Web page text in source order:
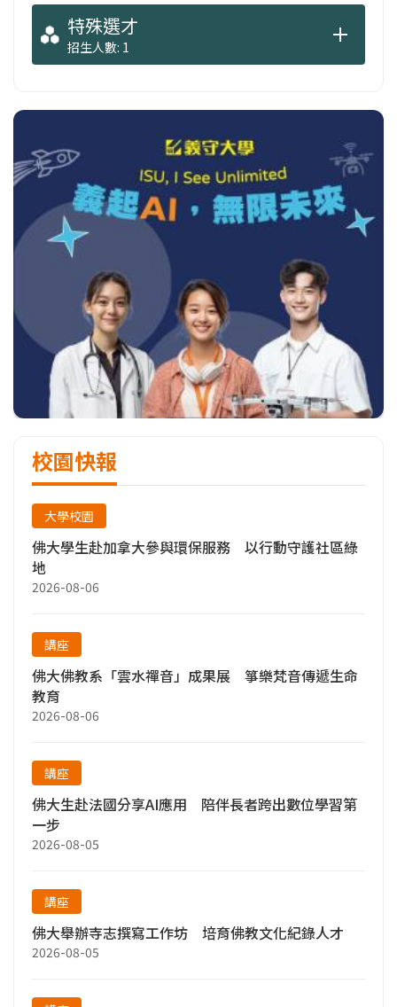
解析社會現象
2️⃣ 歷史寫作與表達力：寫出有說服力的文章，
說出動人故事
分析、製作數位策展
4️⃣ 文化與藝術素養：懂展覽、會策展，成為文
化與觀光的解說高手
數位運用 × 走讀體驗，學歷史更酷
數位技術輔助史料整理、文字生成、互動展示
參與地方文史調查，專家帶你走訪古蹟
策劃校園展覽，規劃地方文史導覽、設計數位
文創
畢業出路，超越你想像
公職與研究：文化局、檔案局、教育單位、研
究中心、博物館
文創與影視：歷史作家、劇本策劃、出版社編
輯
地方文史觀光：專業導覽、策展人、文化觀光
規劃師、文史工作者
自媒體與創業：經營歷史Podcast、YouTube
就讀佛光 = CP值超高
✅ 全台少見的高顏值師資組合，年輕化，教師
數位人文技能滿點
✅ 海外遊學、交換機會多，讓你的視野國際化
✅ 多項獎學金，學習更無後顧之憂
就讀佛光，用AI發光、讓你國際放光！
適合的高中生
✔ 不排斥歷史、文化，喜歡天馬行空想事情
✔ 想跟大人說，歷史學習是可以結合數位科技
的
特殊選才
招生人數: 1
校園快報
大學校園
佛大學生赴加拿大參與環保服務 以行動守護社區綠
地
2026-08-06
講座
佛大佛教系「雲水禪音」成果展 箏樂梵音傳遞生命
教育
2026-08-06
講座
佛大生赴法國分享AI應用 陪伴長者跨出數位學習第
一步
2026-08-05
講座
佛大舉辦寺志撰寫工作坊 培育佛教文化紀錄人才
2026-08-05